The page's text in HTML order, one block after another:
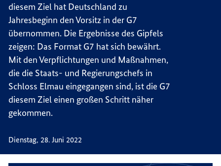
diesem Ziel hat Deutschland zu
Jahresbeginn den Vorsitz in der G7
übernommen. Die Ergebnisse des Gipfels
zeigen: Das Format G7 hat sich bewährt.
Mit den Verpflichtungen und Maßnahmen,
die die Staats- und Regierungschefs in
Schloss Elmau eingegangen sind, ist die G7
diesem Ziel einen großen Schritt näher
gekommen.
Dienstag, 28. Juni 2022